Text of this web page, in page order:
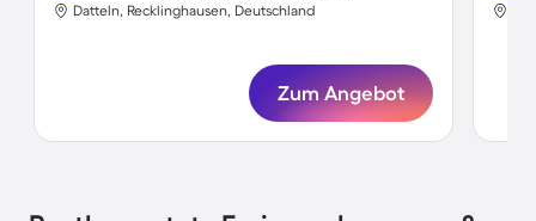
Datteln, Recklinghausen, Deutschland
Zum Angebot